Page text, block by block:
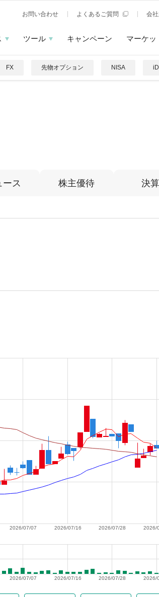
お問い合わせ よくあるご質問 会
ツール キャンペーン マーケッ
FX 先物オプション NISA
ース 株主優待 決算
2026/
2026/07/28
2026/07/16
2026/07/07
2026/
2026/07/28
2026/07/16
2026/07/07